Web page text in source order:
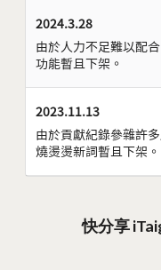
2024.3.28
由於人力不足難以配
功能暫且下架。
2023.11.13
由於貢獻紀錄參雜許
燒燙燙新詞暫且下架。
快分享